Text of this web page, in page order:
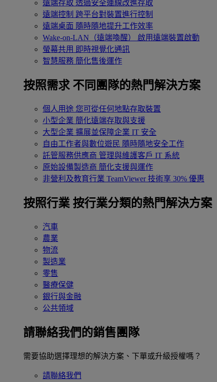
遠端存取 透過安全連線改進存取
遠端控制 跨平台對裝置進行控制
遠端桌面 隨時隨地提升工作效率
Wake-on-LAN（遠端喚醒）
啟用遠端裝置啟動
螢幕共用 即時視覺化通訊
智慧服務 簡化售後運作
按照需求 不同團隊的熱門解決方案
個人用途 您可從任何地點存取裝置
小型企業 簡化遠端存取與支援
大型企業 擴展並保障企業 IT 安全
自由工作者與數位遊民 隨時隨地安全工作
託管服務供應商 管理與維護客戶 IT 系統
原始設備製造商 簡化支援與運作
非營利及教育行業 TeamViewer 技術享 30% 優惠
按照行業 按行業分類的熱門解決方案
汽車
農業
物流
製造業
零售
醫療保健
銀行與金融
公共領域
請聯絡我們的銷售團隊
需要協助選擇理想的解決方案、下單或升級授權嗎？
請聯絡我們